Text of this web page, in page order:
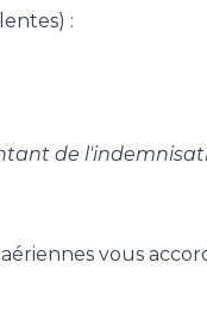
:
de
vous